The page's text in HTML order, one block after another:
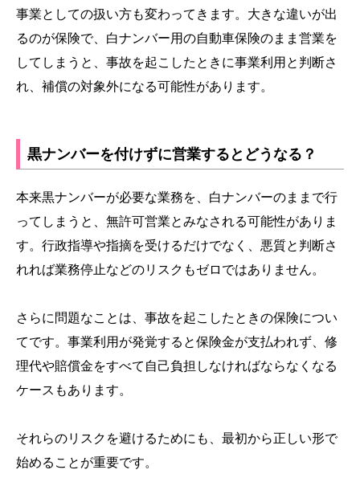
事業としての扱い方も変わってきます。大きな違いが出
るのが保険で、白ナンバー用の自動車保険のまま営業を
してしまうと、事故を起こしたときに事業利用と判断さ
れ、補償の対象外になる可能性があります。
黒ナンバーを付けずに営業するとどうなる？
本来黒ナンバーが必要な業務を、白ナンバーのままで行
ってしまうと、無許可営業とみなされる可能性がありま
す。行政指導や指摘を受けるだけでなく、悪質と判断さ
れれば業務停止などのリスクもゼロではありません。
さらに問題なことは、事故を起こしたときの保険につい
てです。事業利用が発覚すると保険金が支払われず、修
理代や賠償金をすべて自己負担しなければならなくなる
ケースもあります。
それらのリスクを避けるためにも、最初から正しい形で
始めることが重要です。